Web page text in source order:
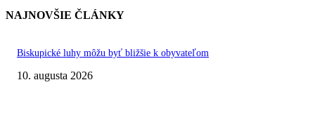
NAJNOVŠIE ČLÁNKY
Biskupické luhy môžu byť bližšie k obyvateľom
10. augusta 2026